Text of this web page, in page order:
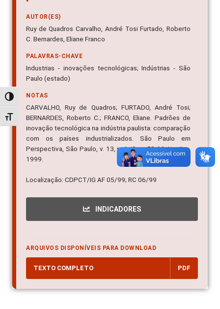
Alternar alto contraste
Alternar tamanho da fonte
AUTOR(ES)
Ruy de Quadros Carvalho, André Tosi Furtado, Roberto
C. Bernardes, Eliane Franco
PALAVRAS-CHAVE
Industrias - inovações tecnológicas; Indústrias - São
Paulo (estado)
NOTAS
CARVALHO, Ruy de Quadros; FURTADO, André Tosi;
BERNARDES, Roberto C.; FRANCO, Eliane. Padrões de
inovação tecnológica na indústria paulista: comparação
com os países industrializados. São Paulo em
Perspectiva, São Paulo, v. 13, n. 1,/2, p. 53-66, jan./jun.
1999.
Localização: CDPCT/IG AF 05/99; RC 06/99
INDICADORES
ARQUIVOS DISPONÍVEIS PARA DOWNLOAD
TEXTO COMPLETO PDF